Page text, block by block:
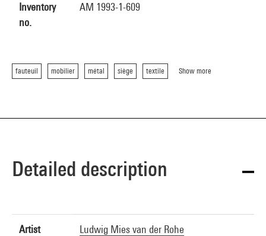
Inventory
no.
AM 1993-1-609
fauteuil mobilier métal siège textile Show more
Detailed description
Artist
Ludwig Mies van der Rohe